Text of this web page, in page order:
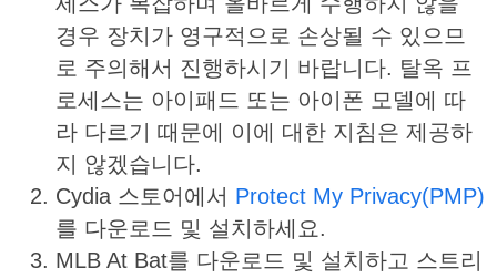
경우 장치가 영구적으로 손상될 수 있으므
로 주의해서 진행하시기 바랍니다. 탈옥 프
로세스는 아이패드 또는 아이폰 모델에 따
라 다르기 때문에 이에 대한 지침은 제공하
지 않겠습니다.
Cydia 스토어에서 Protect My Privacy(PMP)
를 다운로드 및 설치하세요.
MLB At Bat를 다운로드 및 설치하고 스트리